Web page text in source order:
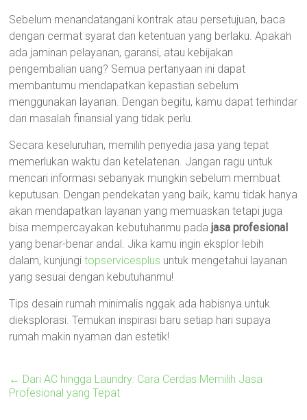
Sebelum menandatangani kontrak atau persetujuan, baca
dengan cermat syarat dan ketentuan yang berlaku. Apakah
ada jaminan pelayanan, garansi, atau kebijakan
pengembalian uang? Semua pertanyaan ini dapat
membantumu mendapatkan kepastian sebelum
menggunakan layanan. Dengan begitu, kamu dapat terhindar
dari masalah finansial yang tidak perlu.
Secara keseluruhan, memilih penyedia jasa yang tepat
memerlukan waktu dan ketelatenan. Jangan ragu untuk
mencari informasi sebanyak mungkin sebelum membuat
keputusan. Dengan pendekatan yang baik, kamu tidak hanya
akan mendapatkan layanan yang memuaskan tetapi juga
bisa mempercayakan kebutuhanmu padajasa profesional
yang benar-benar andal. Jika kamu ingin eksplor lebih
dalam, kunjungitopservicesplus untuk mengetahui layanan
yang sesuai dengan kebutuhanmu!
Tips desain rumah minimalis nggak ada habisnya untuk
dieksplorasi. Temukan inspirasi baru setiap hari supaya
rumah makin nyaman dan estetik!
← Dari AC hingga Laundry: Cara Cerdas Memilih Jasa
Profesional yang Tepat